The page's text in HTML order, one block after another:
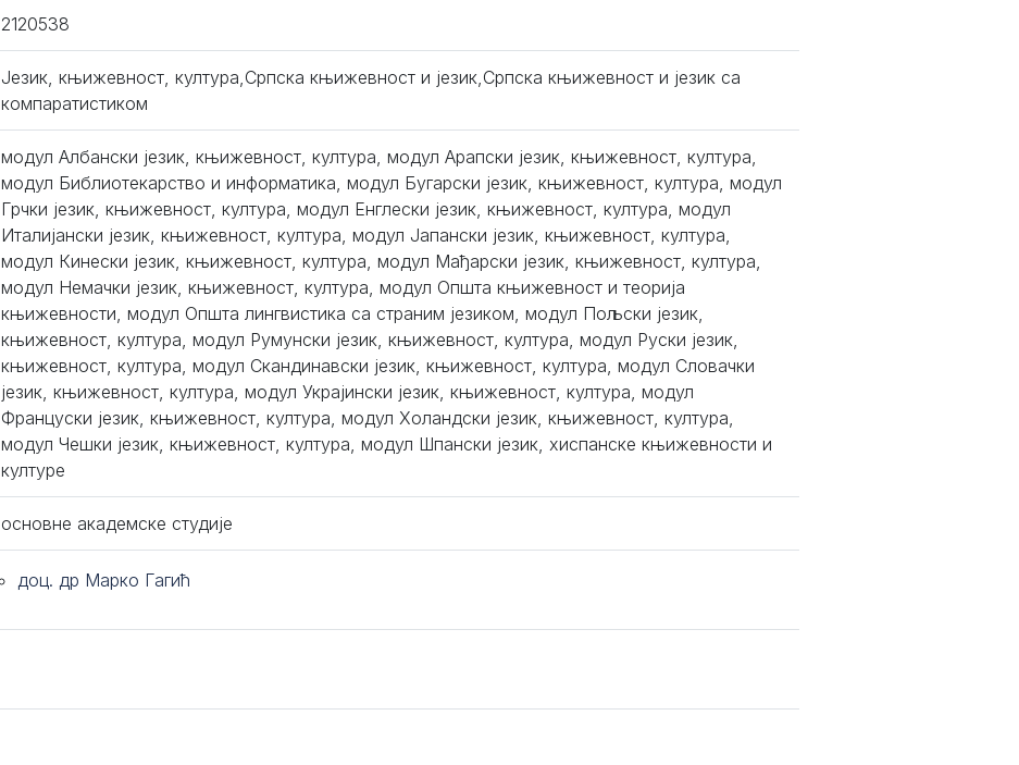
2120538
Језик, књижевност, култура,Српска књижевност и језик,Српска књижевност и језик са
компаратистиком
модул Албански језик, књижевност, култура, модул Арапски језик, књижевност, култура,
модул Библиотекарство и информатика, модул Бугарски језик, књижевност, култура, модул
Грчки језик, књижевност, култура, модул Енглески језик, књижевност, култура, модул
Италијански језик, књижевност, култура, модул Јапански језик, књижевност, култура,
модул Кинески језик, књижевност, култура, модул Мађарски језик, књижевност, култура,
модул Немачки језик, књижевност, култура, модул Општа књижевност и теорија
књижевности, модул Општа лингвистика са страним језиком, модул Пољски језик,
књижевност, култура, модул Румунски језик, књижевност, култура, модул Руски језик,
књижевност, култура, модул Скандинавски језик, књижевност, култура, модул Словачки
језик, књижевност, култура, модул Украјински језик, књижевност, култура, модул
Француски језик, књижевност, култура, модул Холандски језик, књижевност, култура,
модул Чешки језик, књижевност, култура, модул Шпански језик, хиспанске књижевности и
културе
основне академске студије
доц. др Марко Гагић